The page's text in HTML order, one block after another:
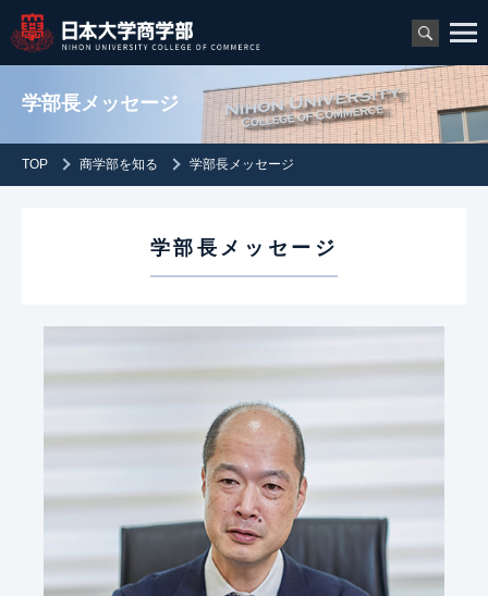
学部長メッセージ
TOP 商学部を知る 学部長メッセージ
学部長メッセージ